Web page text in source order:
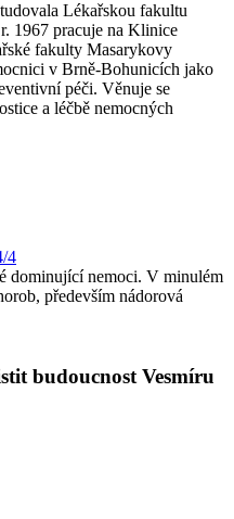
Lékařskou fakultu
1967 pracuje na Klinice
fakulty Masarykovy
v Brně-Bohunicích jako
péči. Věnuje se
a léčbě nemocných
4
dominující nemoci. V minulém
především nádorová
budoucnost Vesmíru